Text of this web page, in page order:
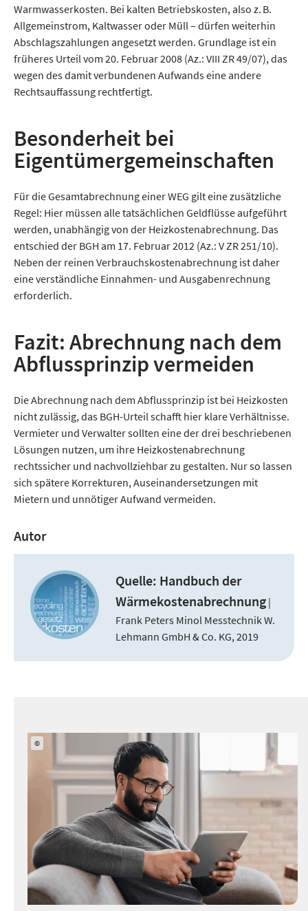
Warmwasserkosten. Bei kalten Betriebskosten, also z. B.
Allgemeinstrom, Kaltwasser oder Müll – dürfen weiterhin
Abschlagszahlungen angesetzt werden. Grundlage ist ein
früheres Urteil vom 20. Februar 2008 (Az.: VIII ZR 49/07), das
wegen des damit verbundenen Aufwands eine andere
Rechtsauffassung rechtfertigt.
Besonderheit bei
Eigentümergemeinschaften
Für die Gesamtabrechnung einer WEG gilt eine zusätzliche
Regel: Hier müssen alle tatsächlichen Geldflüsse aufgeführt
werden, unabhängig von der Heizkostenabrechnung. Das
entschied der BGH am 17. Februar 2012 (Az.: V ZR 251/10).
Neben der reinen Verbrauchskostenabrechnung ist daher
eine verständliche Einnahmen- und Ausgabenrechnung
erforderlich.
Fazit: Abrechnung nach dem
Abflussprinzip vermeiden
Die Abrechnung nach dem Abflussprinzip ist bei Heizkosten
nicht zulässig, das BGH-Urteil schafft hier klare Verhältnisse.
Vermieter und Verwalter sollten eine der drei beschriebenen
Lösungen nutzen, um ihre Heizkostenabrechnung
rechtssicher und nachvollziehbar zu gestalten. Nur so lassen
sich spätere Korrekturen, Auseinandersetzungen mit
Mietern und unnötiger Aufwand vermeiden.
Autor
Quelle: Handbuch der
Wärmekostenabrechnung |
Frank Peters Minol Messtechnik W.
Lehmann GmbH & Co. KG, 2019
©